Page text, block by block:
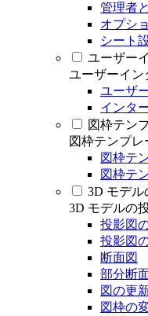
管理者
オプシ
シート
ユーザー
ユーザーイン
ユーザ
インタ
図枠テン
図枠テンプレ
図枠テ
図枠テ
3D モデル
3D モデルの
投影図
投影図
断面図
部分断
図の更
図枠の